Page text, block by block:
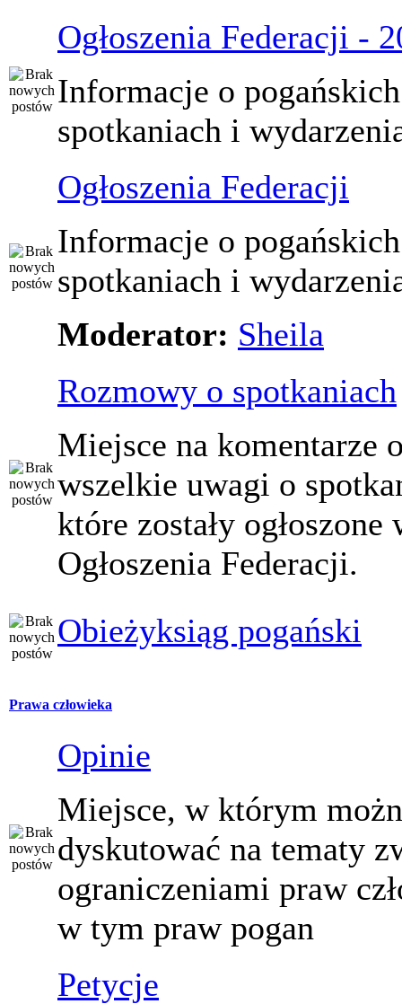
Ogłoszenia Federacji -
Informacje o pogańskich
spotkaniach i
Ogłoszenia Federacji
Informacje o pogańskich
spotkaniach i
Moderator: Sheila
Rozmowy o spotkaniach
Miejsce na komentarze
wszelkie uwagi o
które zostały ogłoszone
Ogłoszenia Federacji.
Obieżyksiąg pogański
Prawa człowieka
Opinie
Miejsce, w którym
dyskutować na tematy
ograniczeniami praw
w tym praw pogan
Petycje